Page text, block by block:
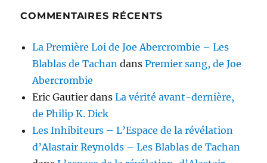
COMMENTAIRES RÉCENTS
La Première Loi de Joe Abercrombie – Les
Blablas de Tachan dansPremier sang, de Joe
Abercrombie
Eric Gautier dansLa vérité avant-dernière,
de Philip K. Dick
Les Inhibiteurs – L’Espace de la révélation
d’Alastair Reynolds – Les Blablas de Tachan